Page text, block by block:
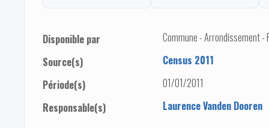
Disponible par
Commune - Arrondissement -
Source(s)
Census 2011
Période(s)
01/01/2011
Responsable(s)
Laurence Vanden Dooren